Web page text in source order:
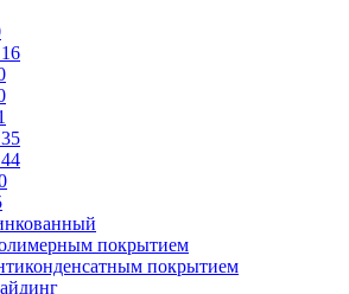
покрытием
покрытием